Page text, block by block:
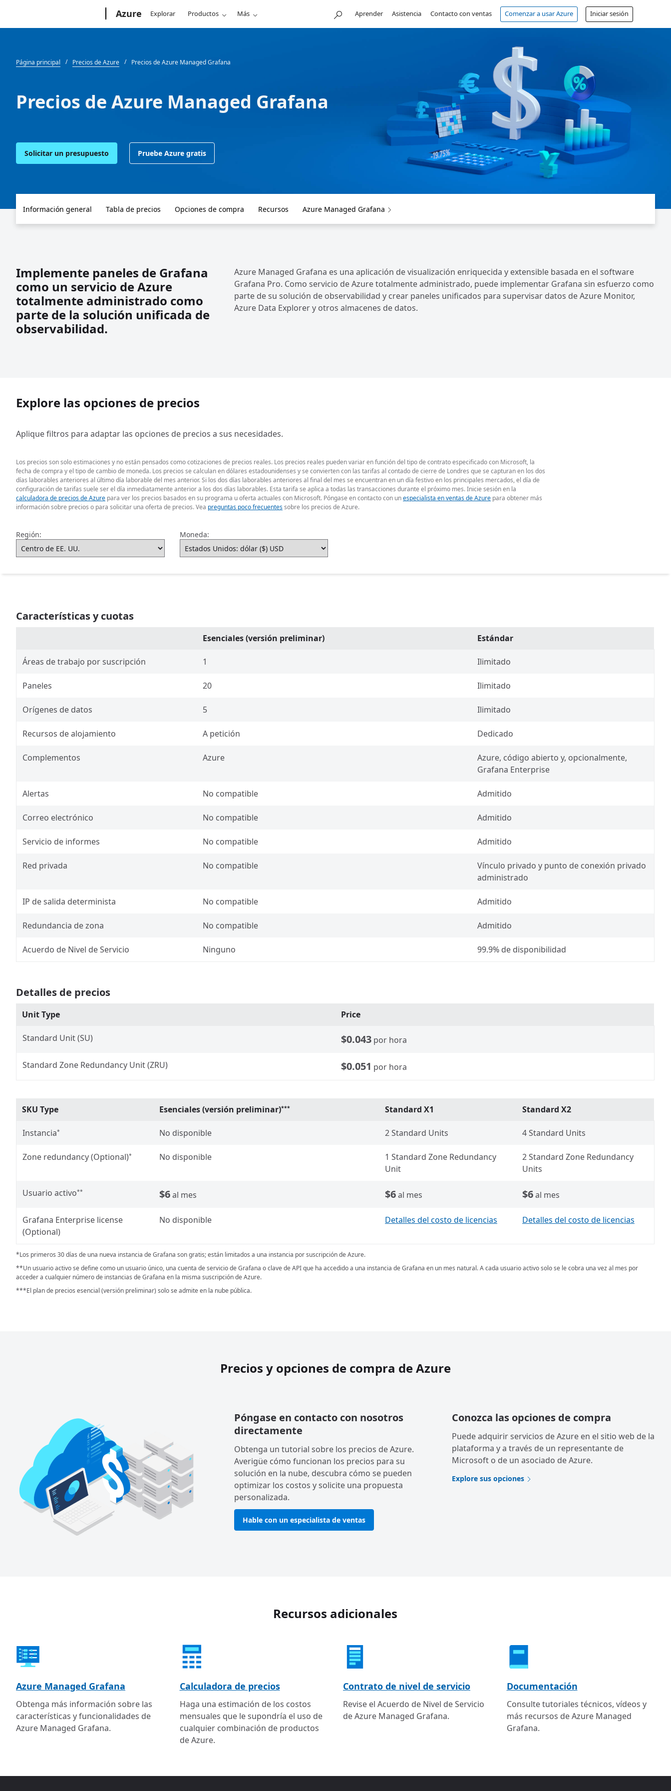
Azure Explorar Productos Más Aprender Asistencia Contacto con ventas Comenzar a usar Azure Iniciar sesión
Página principal Precios de Azure Precios de Azure Managed Grafana
Precios de Azure Managed Grafana
Solicitar un presupuesto Pruebe Azure gratis
Información general Tabla de precios Opciones de compra Recursos Azure Managed Grafana
Implemente paneles de Grafana
como un servicio de Azure
totalmente administrado como
parte de la solución unificada de
observabilidad.
Azure Managed Grafana es una aplicación de visualización enriquecida y extensible basada en el software
Grafana Pro. Como servicio de Azure totalmente administrado, puede implementar Grafana sin esfuerzo como
parte de su solución de observabilidad y crear paneles unificados para supervisar datos de Azure Monitor,
Azure Data Explorer y otros almacenes de datos.
Explore las opciones de precios
Aplique filtros para adaptar las opciones de precios a sus necesidades.
Los precios son solo estimaciones y no están pensados como cotizaciones de precios reales. Los precios reales pueden variar en función del tipo de contrato especificado con Microsoft, la
fecha de compra y el tipo de cambio de moneda. Los precios se calculan en dólares estadounidenses y se convierten con las tarifas al contado de cierre de Londres que se capturan en los dos
días laborables anteriores al último día laborable del mes anterior. Si los dos días laborables anteriores al final del mes se encuentran en un día festivo en los principales mercados, el día de
configuración de tarifas suele ser el día inmediatamente anterior a los dos días laborables. Esta tarifa se aplica a todas las transacciones durante el próximo mes. Inicie sesión en la
calculadora de precios de Azure para ver los precios basados en su programa u oferta actuales con Microsoft. Póngase en contacto con unespecialista en ventas de Azure para obtener más
información sobre precios o para solicitar una oferta de precios. Vea preguntas poco frecuentessobre los precios de Azure.
Región: Moneda:
Características y cuotas
Esenciales (versión preliminar) Estándar
Áreas de trabajo por suscripción 1 Ilimitado
Paneles 20 Ilimitado
Orígenes de datos 5 Ilimitado
Recursos de alojamiento A petición Dedicado
Complementos Azure
Azure, código abierto y, opcionalmente,
Grafana Enterprise
Alertas No compatible Admitido
Correo electrónico No compatible Admitido
Servicio de informes No compatible Admitido
Red privada No compatible
Vínculo privado y punto de conexión privado
administrado
IP de salida determinista No compatible Admitido
Redundancia de zona No compatible Admitido
Acuerdo de Nivel de Servicio Ninguno 99.9% de disponibilidad
Detalles de precios
Unit Type Price
Standard Unit (SU) $0.043 por hora
Standard Zone Redundancy Unit (ZRU) $0.051 por hora
SKU Type Esenciales (versión preliminar)*** Standard X1 Standard X2
Instancia* No disponible 2 Standard Units 4 Standard Units
Zone redundancy (Optional)* No disponible
1 Standard Zone Redundancy
Unit
2 Standard Zone Redundancy
Units
Usuario activo** $6al mes $6al mes $6al mes
Grafana Enterprise license
(Optional)
No disponible Detalles del costo de licencias Detalles del costo de licencias
*Los primeros 30 días de una nueva instancia de Grafana son gratis; están limitados a una instancia por suscripción de Azure.
**Un usuario activo se define como un usuario único, una cuenta de servicio de Grafana o clave de API que ha accedido a una instancia de Grafana en un mes natural. A cada usuario activo solo se le cobra una vez al mes por
acceder a cualquier número de instancias de Grafana en la misma suscripción de Azure.
***El plan de precios esencial (versión preliminar) solo se admite en la nube pública.
Precios y opciones de compra de Azure
Póngase en contacto con nosotros
directamente
Obtenga un tutorial sobre los precios de Azure.
Averigüe cómo funcionan los precios para su
solución en la nube, descubra cómo se pueden
optimizar los costos y solicite una propuesta
personalizada.
Hable con un especialista de ventas
Conozca las opciones de compra
Puede adquirir servicios de Azure en el sitio web de la
plataforma y a través de un representante de
Microsoft o de un asociado de Azure.
Explore sus opciones
Recursos adicionales
Azure Managed Grafana
Obtenga más información sobre las
características y funcionalidades de
Azure Managed Grafana.
Calculadora de precios
Haga una estimación de los costos
mensuales que le supondría el uso de
cualquier combinación de productos
de Azure.
Contrato de nivel de servicio
Revise el Acuerdo de Nivel de Servicio
de Azure Managed Grafana.
Documentación
Consulte tutoriales técnicos, vídeos y
más recursos de Azure Managed
Grafana.